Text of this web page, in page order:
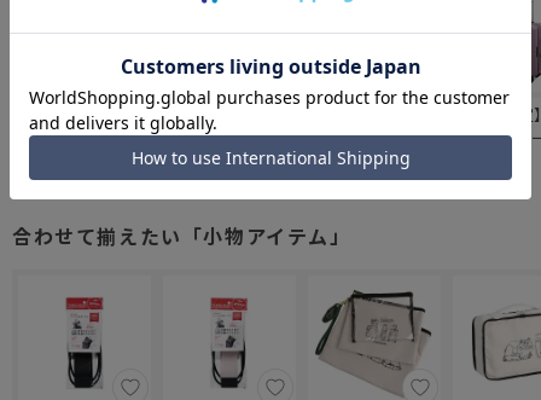
ACE オーバル2 ス
ーツケース 拡張機
能 57L/70L 05912
【WEB限定】ACE
ベベル 33L スーツ
ケース 機内持ち込
み ドリンクホルダ
05681
￥17,600
ACE オーバル2 ス
ーツケース 拡張機
能 90L/111L
05913
￥24,640
【WEB限
ファームロ
ース 機内持
合わせて揃えたい「小物アイテム」